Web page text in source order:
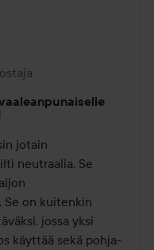
jotain
neutraalia. Se
Se on kuitenkin
jossa yksi
käyttää sekä pohja-